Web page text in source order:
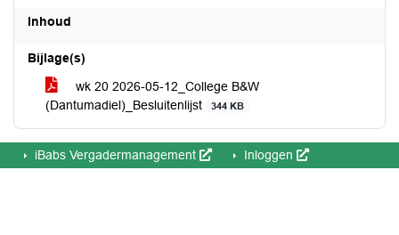
Inhoud
Bijlage(s)
wk 20 2026-05-12_College B&W
(Dantumadiel)_Besluitenlijst
344 KB
iBabs Vergadermanagement Inloggen